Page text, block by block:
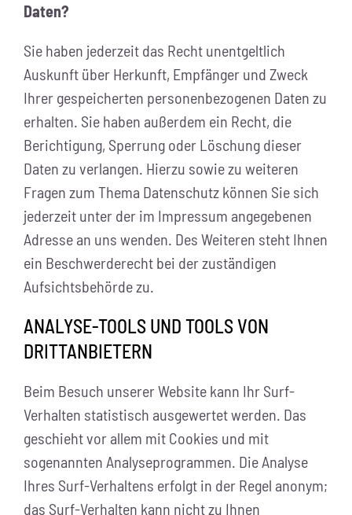
Daten?
Sie haben jederzeit das Recht unentgeltlich
Auskunft über Herkunft, Empfänger und Zweck
Ihrer gespeicherten personenbezogenen Daten zu
erhalten. Sie haben außerdem ein Recht, die
Berichtigung, Sperrung oder Löschung dieser
Daten zu verlangen. Hierzu sowie zu weiteren
Fragen zum Thema Datenschutz können Sie sich
jederzeit unter der im Impressum angegebenen
Adresse an uns wenden. Des Weiteren steht Ihnen
ein Beschwerderecht bei der zuständigen
Aufsichtsbehörde zu.
ANALYSE-TOOLS UND TOOLS VON
DRITTANBIETERN
Beim Besuch unserer Website kann Ihr Surf-
Verhalten statistisch ausgewertet werden. Das
geschieht vor allem mit Cookies und mit
sogenannten Analyseprogrammen. Die Analyse
Ihres Surf-Verhaltens erfolgt in der Regel anonym;
das Surf-Verhalten kann nicht zu Ihnen